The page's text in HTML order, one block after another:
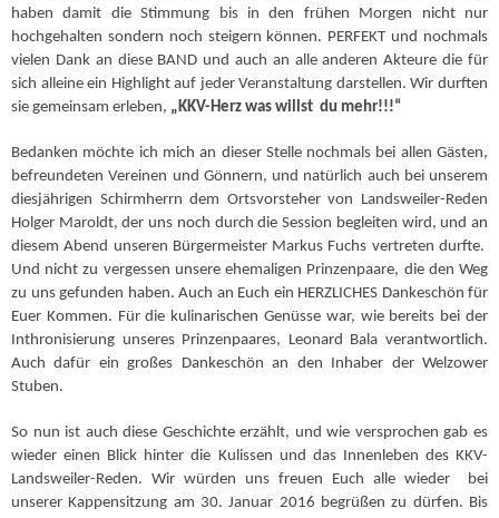
haben damit die Stimmung bis in den frühen Morgen nicht nur
hochgehalten sondern noch steigern können. PERFEKT und nochmals
vielen Dank an diese BAND und auch an alle anderen Akteure die für
sich alleine ein Highlight auf jeder Veranstaltung darstellen. Wir durften
sie gemeinsam erleben, „KKV-Herz was willst du mehr!!!“
Bedanken möchte ich mich an dieser Stelle nochmals bei allen Gästen,
befreundeten Vereinen und Gönnern, und natürlich auch bei unserem
diesjährigen Schirmherrn dem Ortsvorsteher von Landsweiler-Reden
Holger Maroldt, der uns noch durch die Session begleiten wird, und an
diesem Abend unseren Bürgermeister Markus Fuchs vertreten durfte.
Und nicht zu vergessen unsere ehemaligen Prinzenpaare, die den Weg
zu uns gefunden haben. Auch an Euch ein HERZLICHES Dankeschön für
Euer Kommen. Für die kulinarischen Genüsse war, wie bereits bei der
Inthronisierung unseres Prinzenpaares, Leonard Bala verantwortlich.
Auch dafür ein großes Dankeschön an den Inhaber der Welzower
Stuben.
So nun ist auch diese Geschichte erzählt, und wie versprochen gab es
wieder einen Blick hinter die Kulissen und das Innenleben des KKV-
Landsweiler-Reden. Wir würden uns freuen Euch alle wieder bei
unserer Kappensitzung am 30. Januar 2016 begrüßen zu dürfen. Bis